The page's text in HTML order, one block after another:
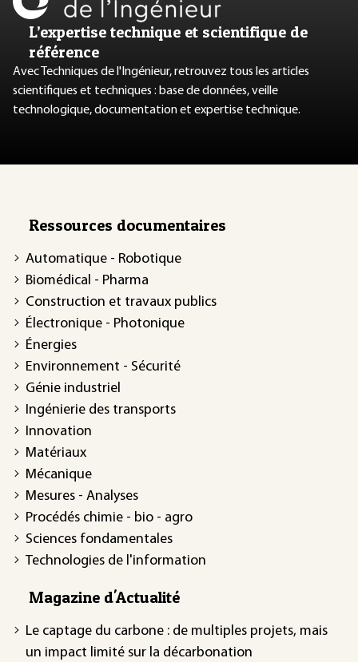
L’expertise technique et scientifique de
référence
Avec Techniques de l'Ingénieur, retrouvez tous les articles
scientifiques et techniques : base de données, veille
technologique, documentation et expertise technique.
Ressources documentaires
Automatique - Robotique
Biomédical - Pharma
Construction et travaux publics
Électronique - Photonique
Énergies
Environnement - Sécurité
Génie industriel
Ingénierie des transports
Innovation
Matériaux
Mécanique
Mesures - Analyses
Procédés chimie - bio - agro
Sciences fondamentales
Technologies de l'information
Magazine d'Actualité
Le captage du carbone : de multiples projets, mais
un impact limité sur la décarbonation